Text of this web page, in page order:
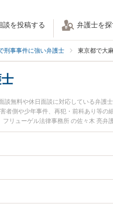
談を投稿する 弁護士を探
刑事事件に強い弁護士 東京都で大
無料や休日面談に対応している弁護
者側や少年事件、再犯・前科あり等
リューゲル法律事務所 の佐々木 亮弁
弁護士に相談したい』『大麻・覚醒
い』などでお困りの相談者さんにおす